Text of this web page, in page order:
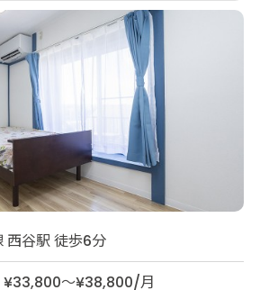
西谷駅 徒歩6分
¥33,800～¥38,800/月